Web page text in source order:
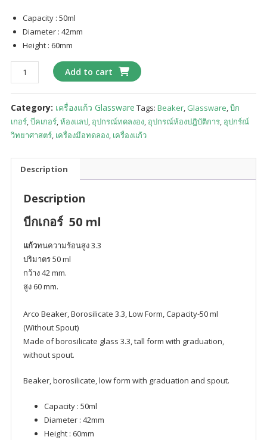
Capacity : 50ml
Diameter : 42mm
Height : 60mm
เกอร์
50
มล.
Beakers
low
quantity
Add to cart
Category: เครื่องแก้ว Glassware Tags: Beaker, Glassware,บีก
เกอร์,บีคเกอร์,ห้องแลป, อุปกรณ์ทดลงอง, อุปกรณ์ห้องปฎิบัติการ, อุปกร์ณ์
วิทยาศาสตร์, เครื่องมือทดลอง, เครื่องแก้ว
Description
Description
บีกเกอร์ 50 ml
แก้วทนความร้อนสูง 3.3
ปริมาตร 50 ml
กว้าง 42 mm.
สูง 60 mm.
Arco Beaker, Borosilicate 3.3, Low Form, Capacity-50 ml
(Without Spout)
Made of borosilicate glass 3.3, tall form with graduation,
without spout.
Beaker, borosilicate, low form with graduation and spout.
Capacity : 50ml
Diameter : 42mm
Height : 60mm